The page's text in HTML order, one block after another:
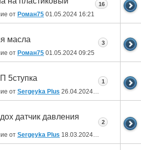
от Роман75 01.05.2024 16:21
16
масла
от Роман75 01.05.2024 09:25
3
5ступка
от Sergeyka Plus 26.04.2024 01:17
1
датчик давления
от Sergeyka Plus 18.03.2024
2